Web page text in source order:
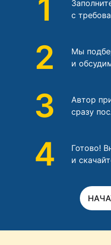
1
с
2
Мы
и
3
Автор
сразу
4
Готово!
и